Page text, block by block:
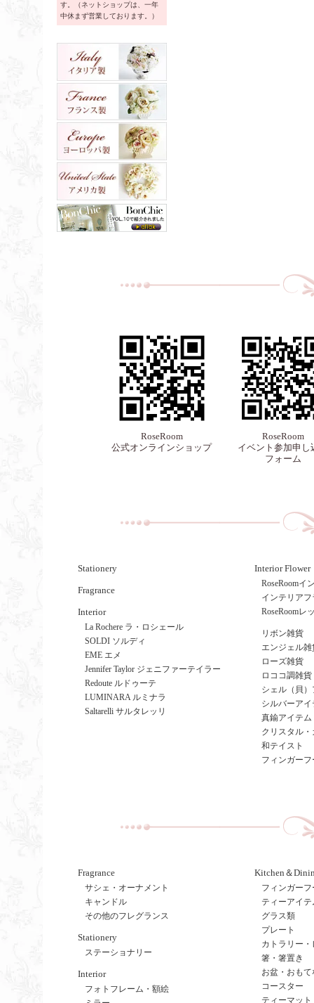
す。（ネットショップは、一年
中休まず営業しております。）
RoseRoom
公式オンラインショップ
RoseRoom
イベント参加申し
フォーム
Stationery
Fragrance
Interior
La Rochere ラ・ロシェール
SOLDI ソルディ
EME エメ
Jennifer Taylor ジェニファーテイラー
Redoute ルドゥーテ
LUMINARA ルミナラ
Saltarelli サルタレッリ
Interior Flower
RoseRoomイ
インテリア
RoseRoomレ
リボン雑貨
エンジェル雑
ローズ雑貨
ロココ調雑貨
シェル（貝
シルバーアイ
真鍮アイテム
クリスタル
和テイスト
フィンガー
Fragrance
サシェ・オーナメント
キャンドル
その他のフレグランス
Stationery
ステーショナリー
Interior
フォトフレーム・額絵
Kitchen＆
フィンガー
ティーアイテ
グラス類
プレート
カトラリー
箸・箸置き
お盆・おも
コースター
ティーマッ